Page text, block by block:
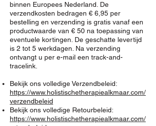
binnen Europees Nederland. De
verzendkosten bedragen € 6,95 per
bestelling en verzending is gratis vanaf een
productwaarde van € 50 na toepassing van
eventuele kortingen. De geschatte levertijd
is 2 tot 5 werkdagen. Na verzending
ontvangt u per e-mail een track-and-
tracelink.
Bekijk ons volledige Verzendbeleid:
https://www.holistischetherapiealkmaar.com/
verzendbeleid
Bekijk ons volledige Retourbeleid:
https://www.holistischetherapiealkmaar.com/